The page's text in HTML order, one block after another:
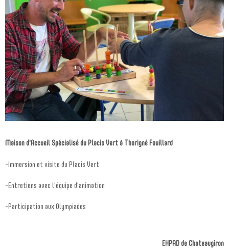
Maison d'Accueil Spécialisé du Placis Vert à Thorigné Fouillard
-Immersion et visite du Placis Vert
-Entretiens avec l'équipe d'animation
-Participation aux Olympiades
EHPAD de Chateaugiron